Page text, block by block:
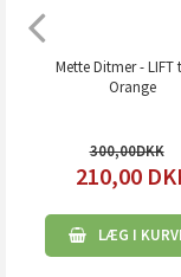
Mette Ditmer - LIFT
Orange
300,00
210,00
LÆG I